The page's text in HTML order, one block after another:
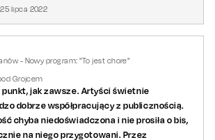
25 lipca 2022
- Nowy program: "To jest chore"
Grojcem
punkt, jak zawsze. Artyści świetnie
dobrze współpracujący z publicznością.
chyba niedoświadczona i nie prosiła o bis,
na niego przygotowani. Przez